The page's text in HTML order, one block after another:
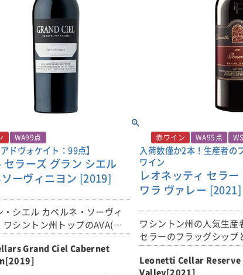
WA99点
ドヴォケイト：99点】
セラーズ グラン シエル
ーヴィニヨン [2019]
・シエル カベルネ・ソーヴィ
ワシントン州トップのAVA(ア
承認ぶどう栽培地域)と言われ
ド・マウンテンAVAの「自社
た単一品種、単一クローンの
Grand Ciel Cabernet
赤ワイン WA95点
入荷数僅か2本！生産者の
ワイン
レオネッティ セラー
ワラ ヴァレー [2021]
ワシントン州の人気生産
セラーのフラッグシップ
ザーヴ」！！
Leonetti Cellar Reserve
Valley[2021]